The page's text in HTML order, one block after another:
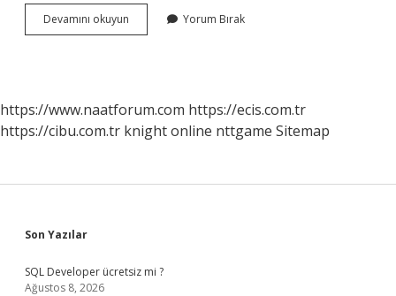
Devamını okuyun
Mezar
Yorum Bırak
https://www.naatforum.com https://ecis.com.tr
https://cibu.com.tr knight online nttgame Sitemap
Sidebar
Son Yazılar
SQL Developer ücretsiz mi ?
Ağustos 8, 2026